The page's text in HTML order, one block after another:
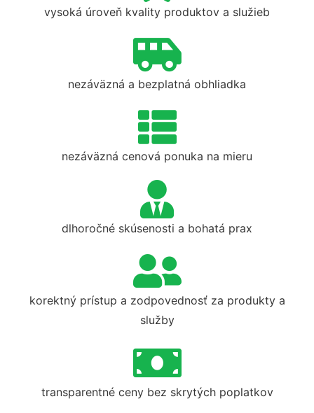
vysoká úroveň kvality produktov a služieb
nezáväzná a bezplatná obhliadka
nezáväzná cenová ponuka na mieru
dlhoročné skúsenosti a bohatá prax
korektný prístup a zodpovednosť za produkty a
služby
transparentné ceny bez skrytých poplatkov